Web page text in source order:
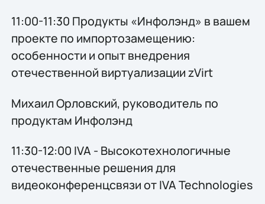
11:00-11:30 Продукты «Инфолэнд» в вашем
проекте по импортозамещению:
особенности и опыт внедрения
отечественной виртуализации zVirt
Михаил Орловский, руководитель по
продуктам Инфолэнд
11:30-12:00 IVA - Высокотехнологичные
отечественные решения для
видеоконференцсвязи от IVA Technologies